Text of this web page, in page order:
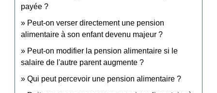
payée ?
Peut-on verser directement une pension
alimentaire à son enfant devenu majeur ?
Peut-on modifier la pension alimentaire si le
salaire de l'autre parent augmente ?
Qui peut percevoir une pension alimentaire ?